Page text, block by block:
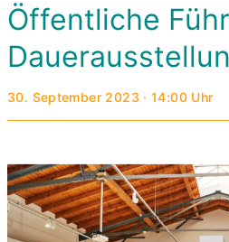
Öffentliche
30. September 2023 · 14:00 Uhr